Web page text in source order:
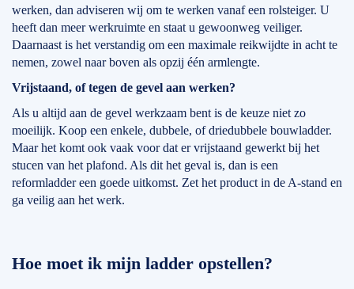
werken, dan adviseren wij om te werken vanaf een rolsteiger. U
heeft dan meer werkruimte en staat u gewoonweg veiliger.
Daarnaast is het verstandig om een maximale reikwijdte in acht te
nemen, zowel naar boven als opzij één armlengte.
Vrijstaand, of tegen de gevel aan werken?
Als u altijd aan de gevel werkzaam bent is de keuze niet zo
moeilijk. Koop een enkele, dubbele, of driedubbele bouwladder.
Maar het komt ook vaak voor dat er vrijstaand gewerkt bij het
stucen van het plafond. Als dit het geval is, dan is een
reformladder een goede uitkomst. Zet het product in de A-stand en
ga veilig aan het werk.
Hoe moet ik mijn ladder opstellen?